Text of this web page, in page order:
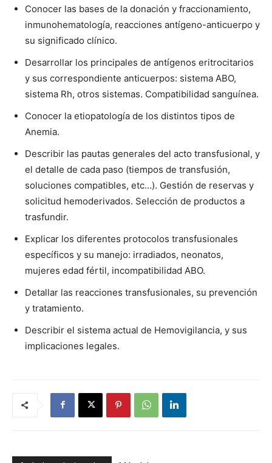
Conocer las bases de la donación y fraccionamiento,
inmunohematología, reacciones antígeno-anticuerpo y
su significado clínico.
Desarrollar los principales de antígenos eritrocitarios
y sus correspondiente anticuerpos: sistema ABO,
sistema Rh, otros sistemas. Compatibilidad sanguínea.
Conocer la etiopatología de los distintos tipos de
Anemia.
Describir las pautas generales del acto transfusional, y
el detalle de cada paso (tiempos de transfusión,
soluciones compatibles, etc…). Gestión de reservas y
solicitud hemoderivados. Selección de productos a
trasfundir.
Explicar los diferentes protocolos transfusionales
específicos y su manejo: irradiados, neonatos,
mujeres edad fértil, incompatibilidad ABO.
Detallar las reacciones transfusionales, su prevención
y tratamiento.
Describir el sistema actual de Hemovigilancia, y sus
implicaciones legales.